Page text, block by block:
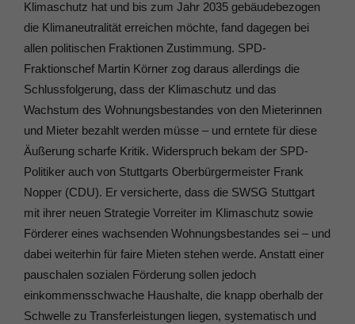
Klimaschutz hat und bis zum Jahr 2035 gebäudebezogen
die Klimaneutralität erreichen möchte, fand dagegen bei
allen politischen Fraktionen Zustimmung. SPD-
Fraktionschef Martin Körner zog daraus allerdings die
Schlussfolgerung, dass der Klimaschutz und das
Wachstum des Wohnungsbestandes von den Mieterinnen
und Mieter bezahlt werden müsse – und erntete für diese
Äußerung scharfe Kritik. Widerspruch bekam der SPD-
Politiker auch von Stuttgarts Oberbürgermeister Frank
Nopper (CDU). Er versicherte, dass die SWSG Stuttgart
mit ihrer neuen Strategie Vorreiter im Klimaschutz sowie
Förderer eines wachsenden Wohnungsbestandes sei – und
dabei weiterhin für faire Mieten stehen werde. Anstatt einer
pauschalen sozialen Förderung sollen jedoch
einkommensschwache Haushalte, die knapp oberhalb der
Schwelle zu Transferleistungen liegen, systematisch und